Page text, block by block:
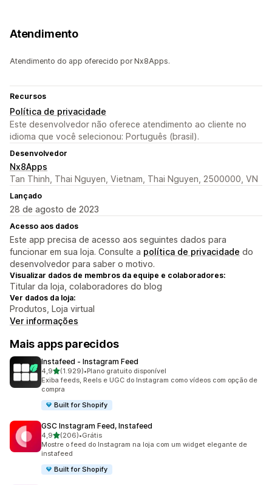
Atendimento
Atendimento do app oferecido por Nx8Apps.
Recursos
Política de privacidade
Este desenvolvedor não oferece atendimento ao cliente no
idioma que você selecionou: Português (brasil).
Desenvolvedor
Nx8Apps
Tan Thinh, Thai Nguyen, Vietnam, Thai Nguyen, 2500000, VN
Lançado
28 de agosto de 2023
Acesso aos dados
Este app precisa de acesso aos seguintes dados para
funcionar em sua loja. Consulte a política de privacidade do
desenvolvedor para saber o motivo.
Visualizar dados de membros da equipe e colaboradores:
Titular da loja, colaboradores do blog
Ver dados da loja:
Produtos, Loja virtual
Ver informações
Mais apps parecidos
Instafeed ‑ Instagram Feed
4,9de 5 estrelas
(1.929)
1929 avaliações ao todo
•Plano gratuito disponível
Exiba feeds, Reels e UGC do Instagram como vídeos com opção de
compra
Built for Shopify
GSC Instagram Feed, Instafeed
4,9de 5 estrelas
(206)
206 avaliações ao todo
•Grátis
Mostre o feed do Instagram na loja com um widget elegante de
instafeed
Built for Shopify